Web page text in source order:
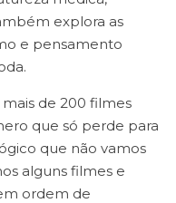
explora as
e pensamento
de 200 filmes
que só perde para
que não vamos
alguns filmes e
ordem de